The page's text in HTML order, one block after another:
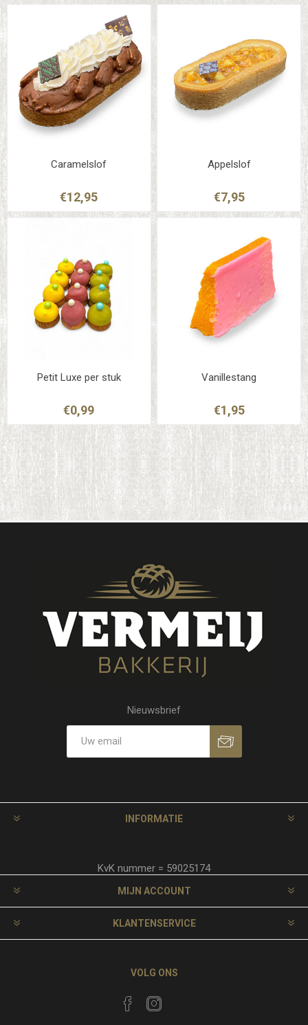
Caramelslof
€12,95
Appelslof
€7,95
Petit Luxe per stuk
€0,99
Vanillestang
€1,95
Nieuwsbrief
INFORMATIE
KvK nummer = 59025174
MIJN ACCOUNT
KLANTENSERVICE
VOLG ONS